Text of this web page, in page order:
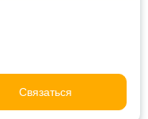
Связаться